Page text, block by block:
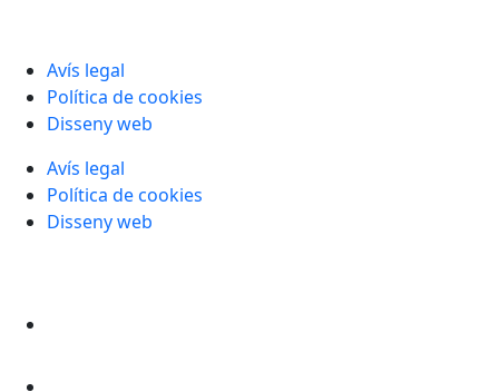
Avís legal
Política de cookies
Disseny web
Avís legal
Política de cookies
Disseny web